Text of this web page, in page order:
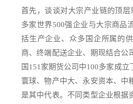
首先，谈谈对大宗产业链的顶层
多家世界500强企业与大宗商品
括生产企业、众多国企所属的
商、终端配送企业、期现结合公
国151家期货公司中100多家成
寰球、物产中大、永安资本、中
是其中代表。不同类型企业根据